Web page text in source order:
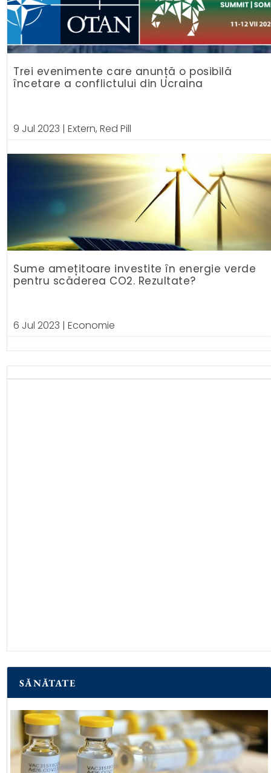
Trei evenimente care anunță o posibilă
încetare a conflictului din Ucraina
9 Jul 2023 |Extern,Red Pill
Sume amețitoare investite în energie verde
pentru scăderea CO2. Rezultate?
6 Jul 2023 |Economie
SĂNĂTATE